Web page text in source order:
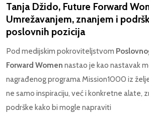
Tanja Džido, Future Forward
Umrežavanjem, znanjem i
poslovnih pozicija
Pod medijskim pokroviteljstvom
Forward Women nastao je kao nastavak
nagrađenog programa Mission1000 iz
ne samo inspiraciju, već i konkretne alate,
podrške kako bi mogle napraviti